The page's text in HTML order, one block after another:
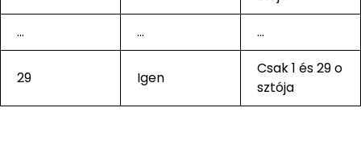
…
… …
29 Igen
Csak 1 és 29 o
sztója